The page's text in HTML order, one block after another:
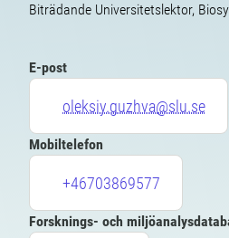
Biträdande Universitetslektor,
E-post
oleksiy.guzhva@slu.se
Mobiltelefon
+46703869577
Forsknings- och